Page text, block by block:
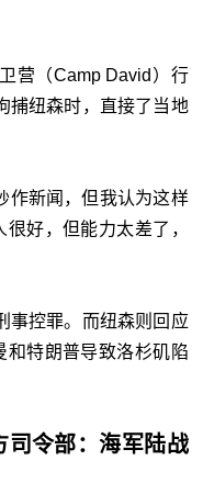
营（Camp David）行
捕纽森时，直接了当地
作新闻，但我认为这样
好，但能力太差了，
事控罪。而纽森则回应
和特朗普导致洛杉矶陷
令部：海军陆战